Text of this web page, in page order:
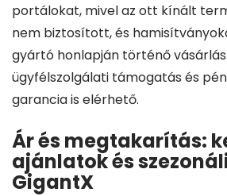
portálokat, mivel az ott kínált
nem biztosított, és
gyártó honlapján történő
ügyfélszolgálati támogatás és
garancia is elérhető.
Ár és megtakarítás:
ajánlatok és
GigantX